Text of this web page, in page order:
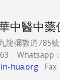
中醫中藥
龍彌敦道785
Whatsapp：
hua.orgFax